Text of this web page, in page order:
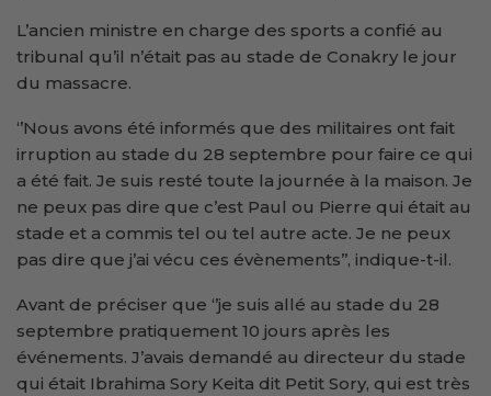
L’ancien ministre en charge des sports a confié au
tribunal qu’il n’était pas au stade de Conakry le jour
du massacre.
‘’Nous avons été informés que des militaires ont fait
irruption au stade du 28 septembre pour faire ce qui
a été fait. Je suis resté toute la journée à la maison. Je
ne peux pas dire que c’est Paul ou Pierre qui était au
stade et a commis tel ou tel autre acte. Je ne peux
pas dire que j’ai vécu ces évènements’’, indique-t-il.
Avant de préciser que ‘’je suis allé au stade du 28
septembre pratiquement 10 jours après les
événements. J’avais demandé au directeur du stade
qui était Ibrahima Sory Keita dit Petit Sory, qui est très